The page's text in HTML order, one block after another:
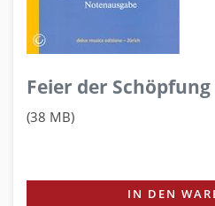
Feier der Schöpfung
(38 MB)
IN DEN